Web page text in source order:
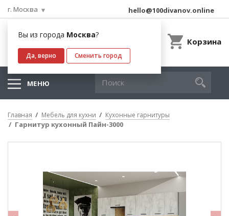
г. Москва
Вы из города Москва?
Да, верно Сменить город
hello@100divanov.online
Корзина
МЕНЮ
Главная Мебель для кухни Кухонные гарнитуры
Гарнитур кухонный Пайн-3000